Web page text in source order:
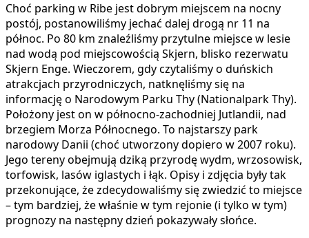
Choć parking w Ribe jest dobrym miejscem na nocny
postój, postanowiliśmy jechać dalej drogą nr 11 na
północ. Po 80 km znaleźliśmy przytulne miejsce w lesie
nad wodą pod miejscowością Skjern, blisko rezerwatu
Skjern Enge. Wieczorem, gdy czytaliśmy o duńskich
atrakcjach przyrodniczych, natknęliśmy się na
informację o Narodowym Parku Thy (Nationalpark Thy).
Położony jest on w północno-zachodniej Jutlandii, nad
brzegiem Morza Północnego. To najstarszy park
narodowy Danii (choć utworzony dopiero w 2007 roku).
Jego tereny obejmują dziką przyrodę wydm, wrzosowisk,
torfowisk, lasów iglastych i łąk. Opisy i zdjęcia były tak
przekonujące, że zdecydowaliśmy się zwiedzić to miejsce
– tym bardziej, że właśnie w tym rejonie (i tylko w tym)
prognozy na następny dzień pokazywały słońce.